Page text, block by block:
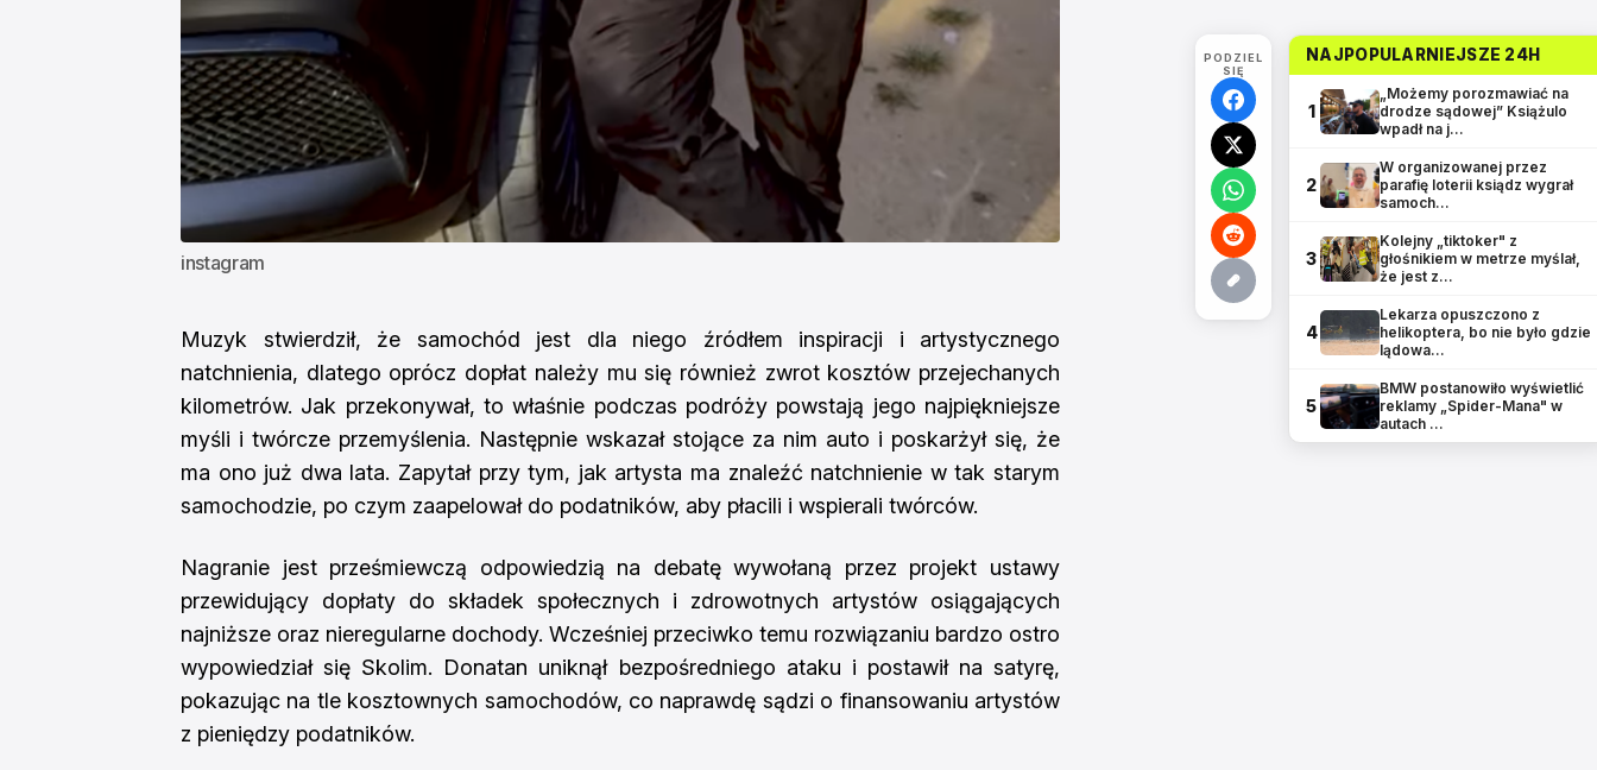
instagram
Muzyk stwierdził, że samochód jest dla niego źródłem inspiracji i artystycznego
natchnienia, dlatego oprócz dopłat należy mu się również zwrot kosztów przejechanych
kilometrów. Jak przekonywał, to właśnie podczas podróży powstają jego najpiękniejsze
myśli i twórcze przemyślenia. Następnie wskazał stojące za nim auto i poskarżył się, że
ma ono już dwa lata. Zapytał przy tym, jak artysta ma znaleźć natchnienie w tak starym
samochodzie, po czym zaapelował do podatników, aby płacili i wspierali twórców.
Nagranie jest prześmiewczą odpowiedzią na debatę wywołaną przez projekt ustawy
przewidujący dopłaty do składek społecznych i zdrowotnych artystów osiągających
najniższe oraz nieregularne dochody. Wcześniej przeciwko temu rozwiązaniu bardzo ostro
wypowiedział się Skolim. Donatan uniknął bezpośredniego ataku i postawił na satyrę,
pokazując na tle kosztownych samochodów, co naprawdę sądzi o finansowaniu artystów
z pieniędzy podatników.
PODZIEL
SIĘ
NAJPOPULARNIEJSZE 24H
1
„Możemy porozmawiać na
drodze sądowej” Książulo
wpadł na j…
2
W organizowanej przez
parafię loterii ksiądz wygrał
samoch…
3
Kolejny „tiktoker" z
głośnikiem w metrze myślał,
że jest z…
4
Lekarza opuszczono z
helikoptera, bo nie było gdzie
lądowa…
5
BMW postanowiło wyświetlić
reklamy „Spider-Mana" w
autach …